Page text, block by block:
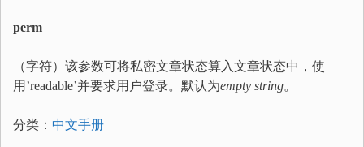
perm
（字符）该参数可将私密文章状态算入文章状态中，使
用’readable’并要求用户登录。默认为empty string。
分类： 中文手册